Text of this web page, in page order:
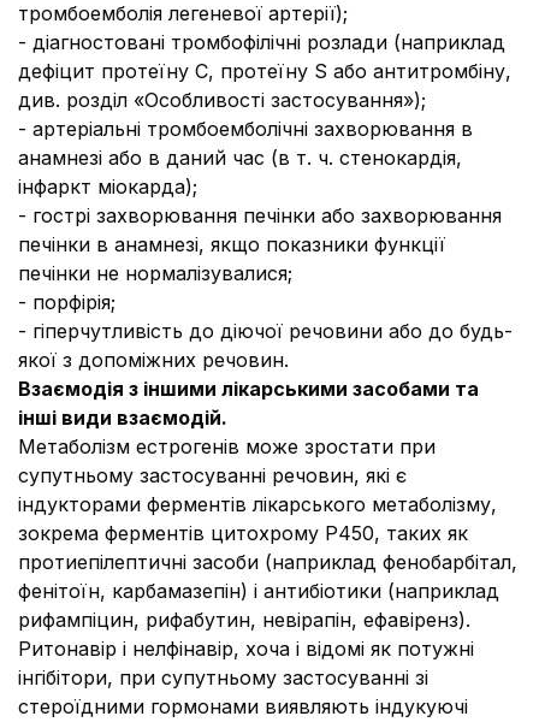
тромбоемболія легеневої артерії);
- діагностовані тромбофілічні розлади (наприклад
дефіцит протеїну С, протеїну S або антитромбіну,
див. розділ «Особливості застосування»);
- артеріальні тромбоемболічні захворювання в
анамнезі або в даний час (в т. ч. стенокардія,
інфаркт міокарда);
- гострі захворювання печінки або захворювання
печінки в анамнезі, якщо показники функції
печінки не нормалізувалися;
- порфірія;
- гіперчутливість до діючої речовини або до будь-
якої з допоміжних речовин.
Взаємодія з іншими лікарськими засобами та
інші види взаємодій.
Метаболізм естрогенів може зростати при
супутньому застосуванні речовин, які є
індукторами ферментів лікарського метаболізму,
зокрема ферментів цитохрому Р450, таких як
протиепілептичні засоби (наприклад фенобарбітал,
фенітоїн, карбамазепін) і антибіотики (наприклад
рифампіцин, рифабутин, невірапін, ефавіренз).
Ритонавір і нелфінавір, хоча і відомі як потужні
інгібітори, при супутньому застосуванні зі
стероїдними гормонами виявляють індукуючі